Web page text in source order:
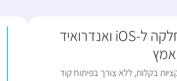
שליחה חלקה ל-iOS ואנדרואיד
בקלות, ללא צורך בפיתוח קוד